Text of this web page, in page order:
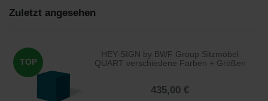
Zuletzt angesehen
TOP
HEY-SIGN by BWF Group Sitzmöbel
QUART verschiedene Farben + Größen
435,00 €